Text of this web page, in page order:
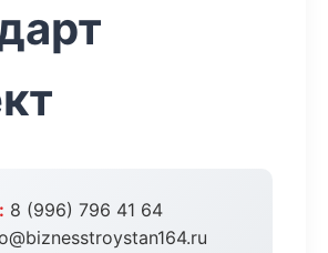
8 (996) 796 41 64